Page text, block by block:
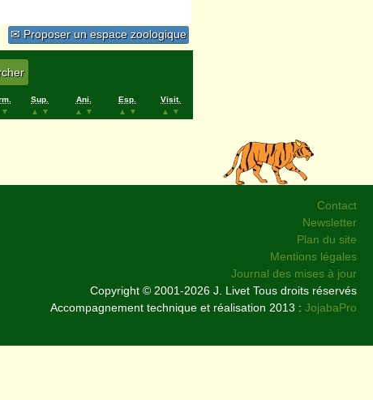
✉ Proposer un espace zoologique
▼
Sup.
▲
▼
Ani.
▲
▼
Esp.
▲
▼
Visit.
▲
▼
Contact
Newsletter
Plan du site
Mentions légales
Journal des mises à jour
Copyright © 2001-2026 J. Livet Tous droits réservés
Accompagnement technique et réalisation 2013 : JojabaPro